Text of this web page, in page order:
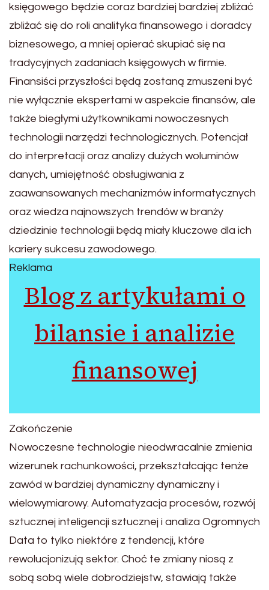
księgowego będzie coraz bardziej bardziej zbliżać
zbliżać się do roli analityka finansowego i doradcy
biznesowego, a mniej opierać skupiać się na
tradycyjnych zadaniach księgowych w firmie.
Finansiści przyszłości będą zostaną zmuszeni być
nie wyłącznie ekspertami w aspekcie finansów, ale
także biegłymi użytkownikami nowoczesnych
technologii narzędzi technologicznych. Potencjał
do interpretacji oraz analizy dużych woluminów
danych, umiejętność obsługiwania z
zaawansowanych mechanizmów informatycznych
oraz wiedza najnowszych trendów w branży
dziedzinie technologii będą miały kluczowe dla ich
kariery sukcesu zawodowego.
Reklama
Blog z artykułami o
bilansie i analizie
finansowej
Zakończenie
Nowoczesne technologie nieodwracalnie zmienia
wizerunek rachunkowości, przekształcając tenże
zawód w bardziej dynamiczny dynamiczny i
wielowymiarowy. Automatyzacja procesów, rozwój
sztucznej inteligencji sztucznej i analiza Ogromnych
Data to tylko niektóre z tendencji, które
rewolucjonizują sektor. Choć te zmiany niosą z
sobą sobą wiele dobrodziejstw, stawiają także